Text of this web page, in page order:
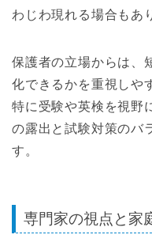
わじわ現れる場合もあ
保護者の立場からは、
化できるかを重視しや
特に受験や英検を視野
の露出と試験対策のバ
す。
専門家の視点と家